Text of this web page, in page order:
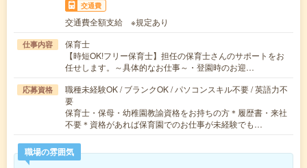
交通費
交通費全額支給 ※規定あり
仕事内容
保育士
【時短OK!フリー保育士】担任の保育士さんのサポートをお
任せします。～具体的なお仕事～・登園時のお迎…
応募資格
職種未経験OK / ブランクOK / パソコンスキル不要 / 英語力不
要
保育士・保母・幼稚園教諭資格をお持ちの方＊履歴書・来社
不要＊資格があれば保育園でのお仕事が未経験でも…
職場の雰囲気